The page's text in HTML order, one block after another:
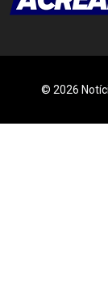
© 2026